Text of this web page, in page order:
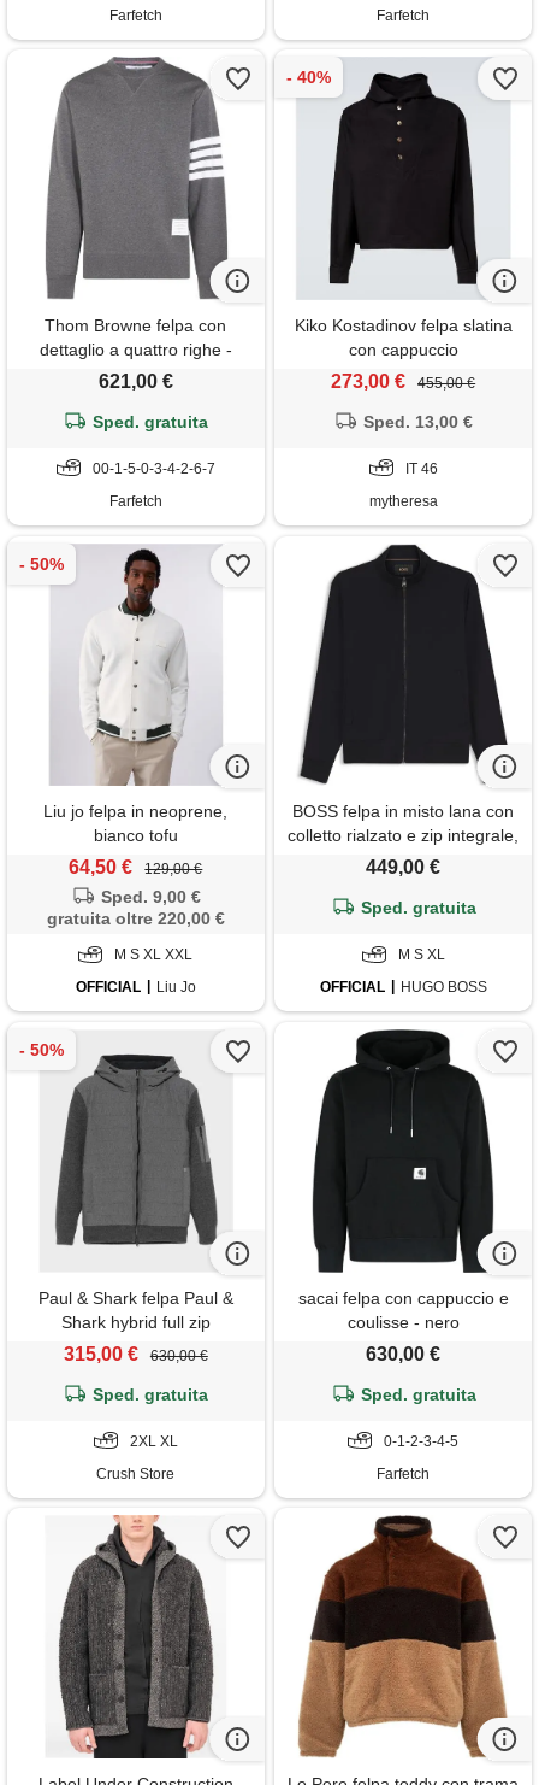
Farfetch Farfetch
Thom Browne felpa con
dettaglio a quattro righe -
grigio
621,00 €
Sped. gratuita
00-1-5-0-3-4-2-6-7
Farfetch
Kiko Kostadinov felpa slatina
con cappuccio
273,00 € 455,00 €
Sped. 13,00 €
IT 46
mytheresa
Liu jo felpa in neoprene,
bianco tofu
64,50 € 129,00 €
Sped. 9,00 €
gratuita oltre 220,00 €
M S XL XXL
OFFICIAL
Liu Jo
BOSS felpa in misto lana con
colletto rialzato e zip integrale,
blu scuro
449,00 €
Sped. gratuita
M S XL
OFFICIAL
HUGO BOSS
Paul & Shark felpa Paul &
Shark hybrid full zip
trapuntata grigio
315,00 € 630,00 €
Sped. gratuita
2XL XL
Crush Store
sacai felpa con cappuccio e
coulisse - nero
630,00 €
Sped. gratuita
0-1-2-3-4-5
Farfetch